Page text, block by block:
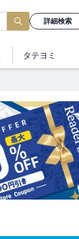
詳細検索
タテヨミ